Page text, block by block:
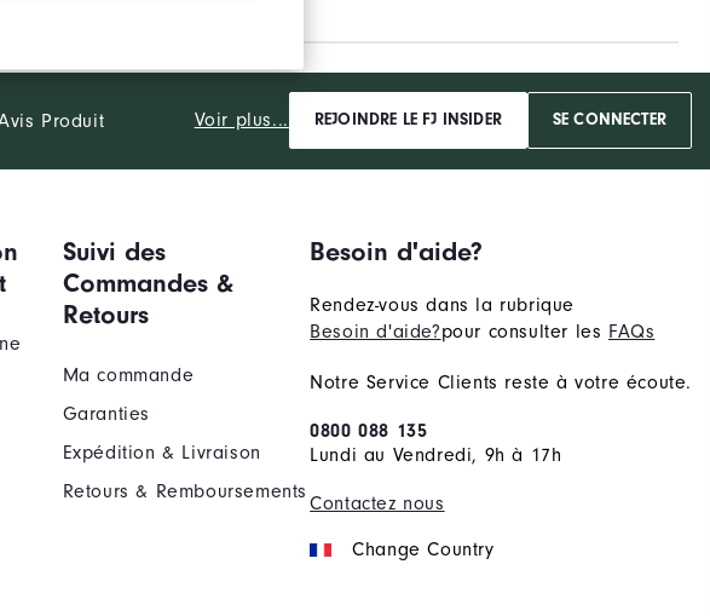
Produit Voir plus... REJOINDRE LE FJ INSIDER SE CONNECTER
Suivi des
Commandes &
Retours
Ma commande
Garanties
Expédition & Livraison
Retours & Remboursements
Besoin d'aide?
Rendez-vous dans la rubrique
Besoin d'aide?pour consulter les FAQs
Notre Service Clients reste à votre écoute.
0800 088 135
Lundi au Vendredi, 9h à 17h
Contactez nous
Change Country